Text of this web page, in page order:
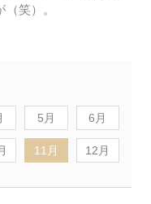
笑）。
5月 6月
11月 12月